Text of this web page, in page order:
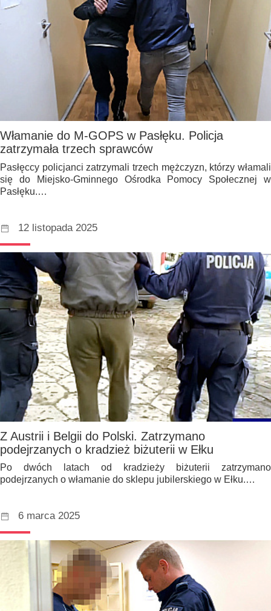
Włamanie do M-GOPS w Pasłęku. Policja
zatrzymała trzech sprawców
Pasłęccy policjanci zatrzymali trzech mężczyzn, którzy włamali
się do Miejsko-Gminnego Ośrodka Pomocy Społecznej w
Pasłęku.…
12 listopada 2025
Z Austrii i Belgii do Polski. Zatrzymano
podejrzanych o kradzież biżuterii w Ełku
Po dwóch latach od kradzieży biżuterii zatrzymano
podejrzanych o włamanie do sklepu jubilerskiego w Ełku.…
6 marca 2025